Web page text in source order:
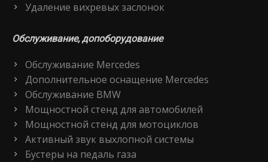
Удаление вихревых заслонок
Обслуживание, допоборудование
Обслуживание Mercedes
Дополнительное оснащение Mercedes
Обслуживание BMW
Мощностной стенд для автомобилей
Мощностной стенд для мотоциклов
Активный звук выхлопной системы
Бустеры на педаль газа